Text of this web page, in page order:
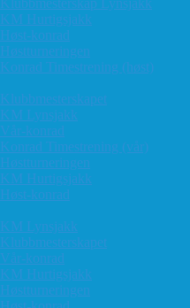
KM Hurtigsjakk
Høst-konrad
Høstturneringen
Konrad Timestrening (høst)
Klubbmesterskapet
KM Lynsjakk
Vår-konrad
Konrad Timestrening (vår)
Høstturneringen
KM Hurtigsjakk
Høst-konrad
KM Lynsjakk
Klubbmesterskapet
Vår-konrad
KM Hurtigsjakk
Høstturneringen